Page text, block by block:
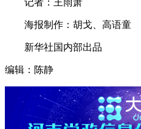
记者：王雨萧
海报制作：胡戈、高语童
新华社国内部出品
编辑：陈静